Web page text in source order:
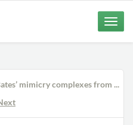
Toggle
mimicry complexes from ...